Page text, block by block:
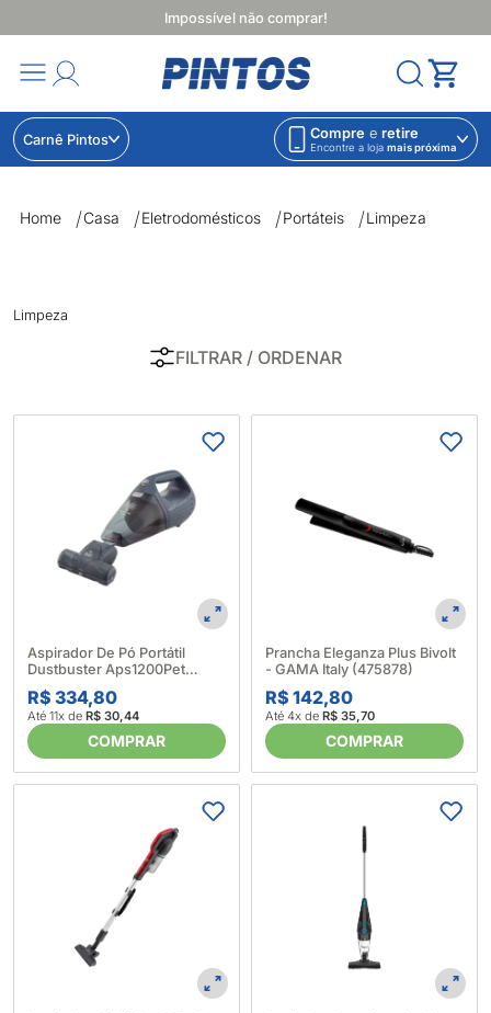
Impossível não comprar!
Carnê Pintos Compre e retire
Encontre a loja mais próxima
Home
Casa Eletrodomésticos Portáteis Limpeza
Limpeza
FILTRAR / ORDENAR
Aspirador De Pó Portátil
Dustbuster Aps1200Pet
1200W, 110V - Black
Decker(611412)
R$ 334,80
Até 11x de R$ 30,44
COMPRAR
Prancha Eleganza Plus Bivolt
- GAMA Italy (475878)
R$ 142,80
Até 4x de R$ 35,70
COMPRAR